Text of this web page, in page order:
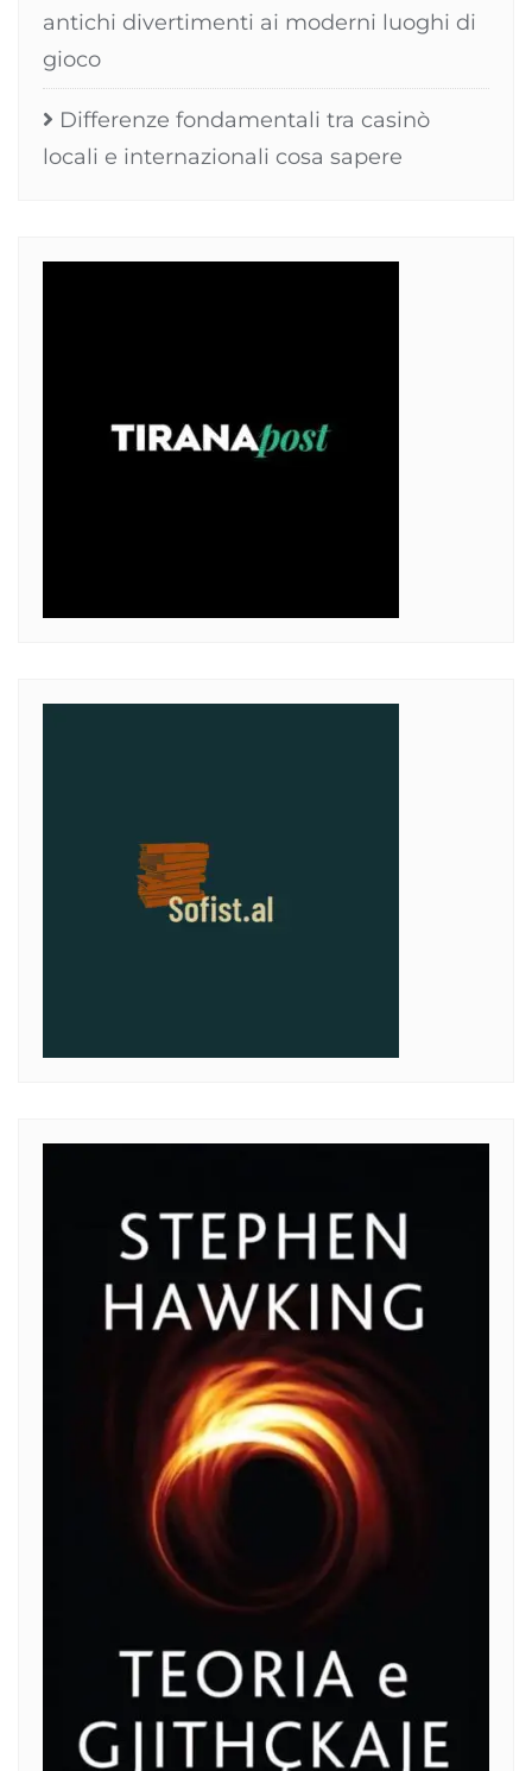
antichi divertimenti ai moderni luoghi di
gioco
Differenze fondamentali tra casinò
locali e internazionali cosa sapere